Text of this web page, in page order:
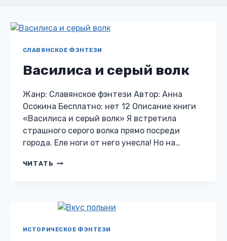
СЛАВЯНСКОЕ ФЭНТЕЗИ
Василиса и серый волк
Жанр: Славянское фэнтези Автор: Анна
Осокина Бесплатно: нет 12 Описание книги
«Василиса и серый волк» Я встретила
страшного серого волка прямо посреди
города. Еле ноги от него унесла! Но на…
ЧИТАТЬ ВАСИЛИСА
ИСТОРИЧЕСКОЕ ФЭНТЕЗИ